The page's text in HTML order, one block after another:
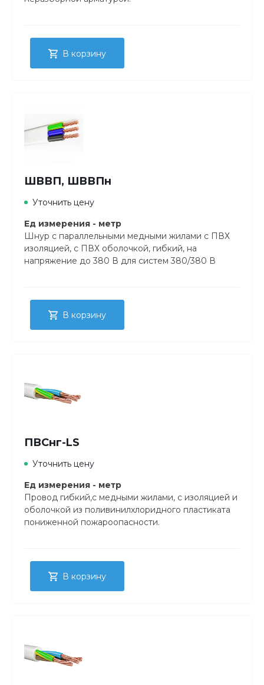
В корзину
ШВВП, ШВВПн
Уточнить цену
Ед измерения - метр
Шнур с параллельными медными жилами с ПВХ
изоляцией, с ПВХ оболочкой, гибкий, на
напряжение до 380 В для систем 380/380 В
В корзину
ПВСнг-LS
Уточнить цену
Ед измерения - метр
Провод гибкий,с медными жилами, с изоляцией и
оболочкой из поливинилхлоридного пластиката
пониженной пожароопасности.
В корзину